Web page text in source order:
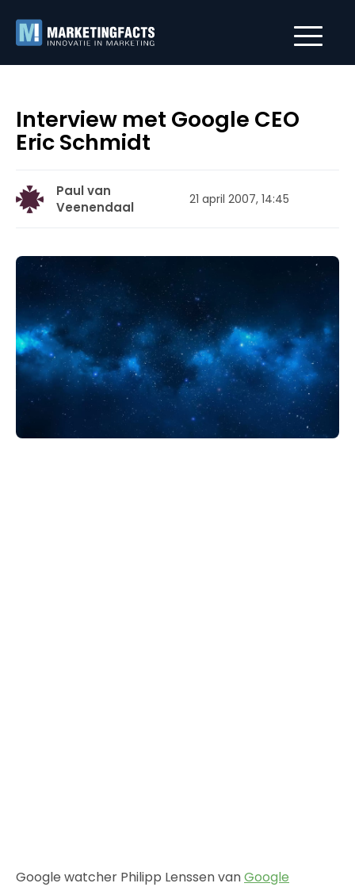
Interview met Google CEO
Eric Schmidt
Paul van
Veenendaal
21 april 2007, 14:45
Google watcher Philipp Lenssen vanGoogle